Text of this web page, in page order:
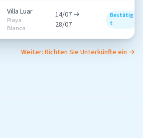
Villa Luar
Playa
Blanca
14/07 →
28/07
Bestätig
t
Weiter: Richten Sie Unterkünfte ein →